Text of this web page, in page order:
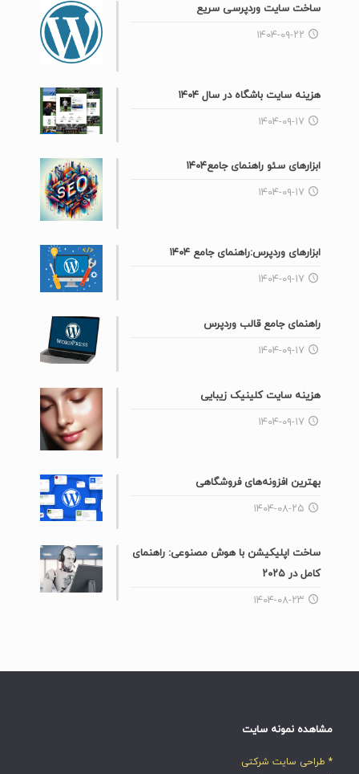
ساخت سایت وردپرسی سریع
۱۴۰۴-۰۹-۲۲
هزینه سایت باشگاه در سال ۱۴۰۴
۱۴۰۴-۰۹-۱۷
ابزارهای سئو راهنمای جامع۱۴۰۴
۱۴۰۴-۰۹-۱۷
ابزارهای وردپرس:راهنمای جامع ۱۴۰۴
۱۴۰۴-۰۹-۱۷
راهنمای جامع قالب وردپرس
۱۴۰۴-۰۹-۱۷
هزینه سایت کلینیک زیبایی
۱۴۰۴-۰۹-۱۷
بهترین افزونه‌های فروشگاهی
۱۴۰۴-۰۸-۲۵
ساخت اپلیکیشن با هوش مصنوعی: راهنمای
کامل در ۲۰۲۵
۱۴۰۴-۰۸-۲۳
مشاهده نمونه سایت
* طراحی سایت شرکتی